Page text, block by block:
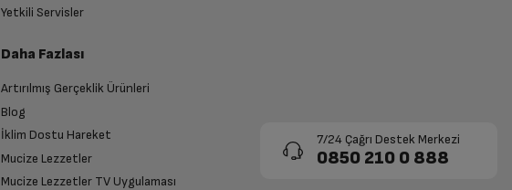
Yetkili Servisler
Daha Fazlası
Artırılmış Gerçeklik Ürünleri
Blog
İklim Dostu Hareket
Mucize Lezzetler
Mucize Lezzetler TV Uygulaması
7/24 Çağrı Destek Merkezi
0850 210 0 888